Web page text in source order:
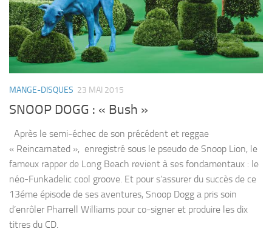
MANGE-DISQUES 23 MAI 2015
SNOOP DOGG : « Bush »
Après le semi-échec de son précédent et reggae
« Reincarnated », enregistré sous le pseudo de Snoop Lion, le
fameux rapper de Long Beach revient à ses fondamentaux : le
néo-Funkadelic cool groove. Et pour s’assurer du succès de ce
13éme épisode de ses aventures, Snoop Dogg a pris soin
d’enrôler Pharrell Williams pour co-signer et produire les dix
titres du CD.